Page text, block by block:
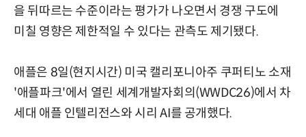
을 뒤따르는 수준이라는 평가가 나오면서 경쟁 구도에
미칠 영향은 제한적일 수 있다는 관측도 제기됐다.
애플은 8일(현지시간) 미국 캘리포니아주 쿠퍼티노 소재
'애플파크'에서 열린 세계개발자회의(WWDC26)에서 차
세대 애플 인텔리전스와 시리 AI를 공개했다.